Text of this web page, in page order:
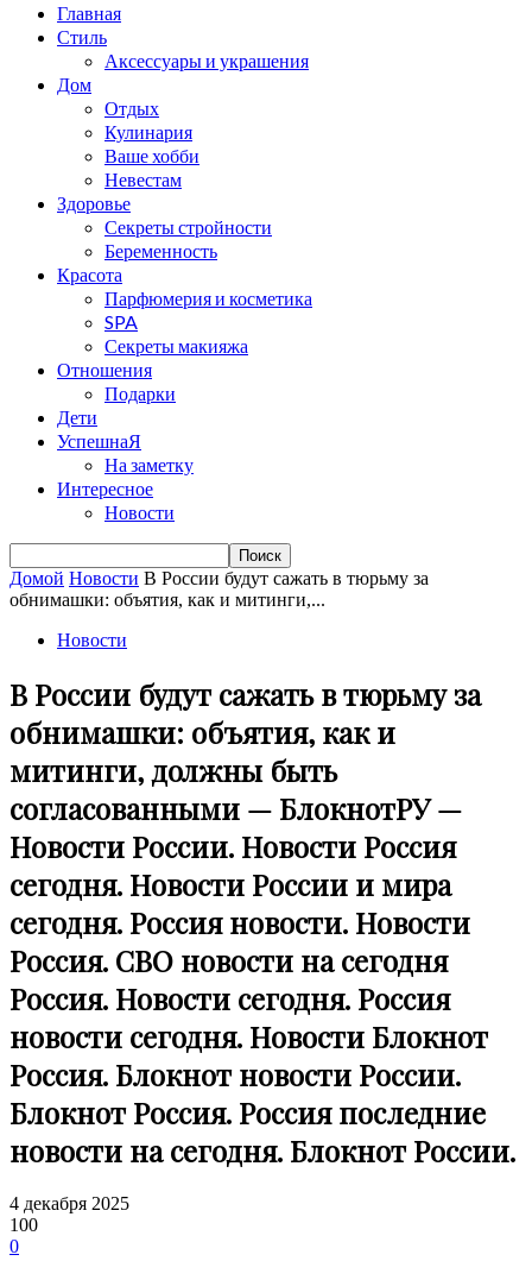
Главная
Стиль
Аксессуары и украшения
Дом
Отдых
Кулинария
Ваше хобби
Невестам
Здоровье
Секреты стройности
Беременность
Красота
Парфюмерия и косметика
SPA
Секреты макияжа
Отношения
Подарки
Дети
УспешнаЯ
На заметку
Интересное
Новости
Домой Новости В России будут сажать в тюрьму за
обнимашки: объятия, как и митинги,...
Новости
В России будут сажать в тюрьму за
обнимашки: объятия, как и
митинги, должны быть
согласованными — БлокнотРУ —
Новости России. Новости Россия
сегодня. Новости России и мира
сегодня. Россия новости. Новости
Россия. СВО новости на сегодня
Россия. Новости сегодня. Россия
новости сегодня. Новости Блокнот
Россия. Блокнот новости России.
Блокнот Россия. Россия последние
новости на сегодня. Блокнот России.
4 декабря 2025
100
0